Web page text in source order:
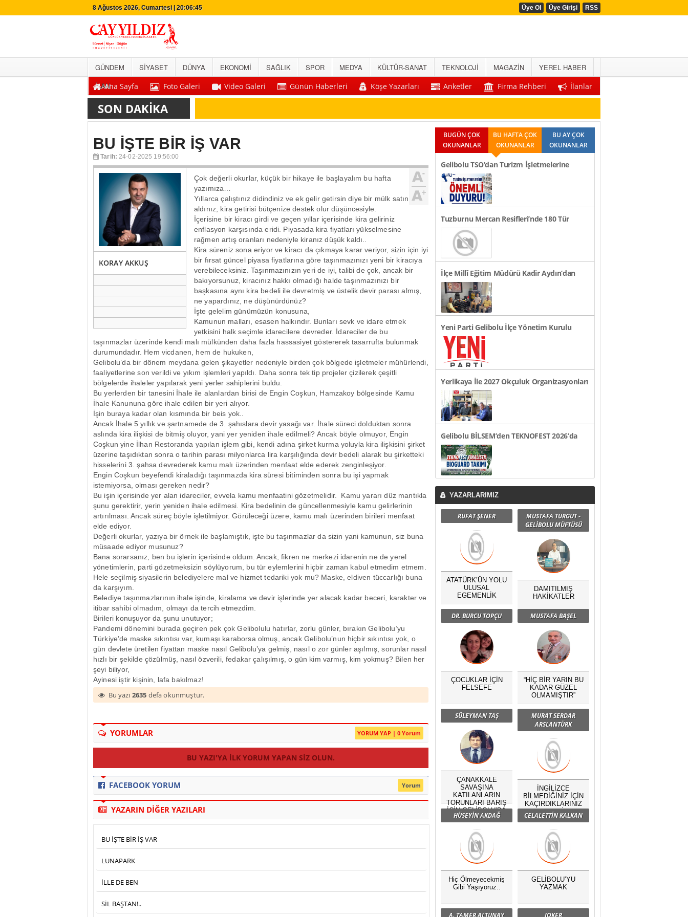
8 Ağustos 2026, Cumartesi | 20:06:46 Üye Ol Üye Girişi RSS
GÜNDEM SİYASET DÜNYA EKONOMİ SAĞLIK SPOR MEDYA KÜLTÜR-SANAT TEKNOLOJİ MAGAZİN
YEREL HABER
İLANAna Sayfa Foto Galeri Video Galeri Günün Haberleri Köşe Yazarları Anketler Firma Rehberi İlanlar
SON DAKİKA
BU İŞTE BİR İŞ VAR
Tarih: 24-02-2025 19:56:00
KORAY AKKUŞ
Çok değerli okurlar, küçük bir hikaye ile başlayalım bu hafta
yazımıza…
Yıllarca çalıştınız didindiniz ve ek gelir getirsin diye bir mülk satın
aldınız, kira getirisi bütçenize destek olur düşüncesiyle.
İçerisine bir kiracı girdi ve geçen yıllar içerisinde kira geliriniz
enflasyon karşısında eridi. Piyasada kira fiyatları yükselmesine
rağmen artış oranları nedeniyle kiranız düşük kaldı..
Kira süreniz sona eriyor ve kiracı da çıkmaya karar veriyor, sizin için iyi
bir fırsat güncel piyasa fiyatlarına göre taşınmazınızı yeni bir kiracıya
verebileceksiniz. Taşınmazınızın yeri de iyi, talibi de çok, ancak bir
bakıyorsunuz, kiracınız hakkı olmadığı halde taşınmazınızı bir
başkasına aynı kira bedeli ile devretmiş ve üstelik devir parası almış,
ne yapardınız, ne düşünürdünüz?
İşte gelelim günümüzün konusuna,
Kamunun malları, esasen halkındır. Bunları sevk ve idare etmek
yetkisini halk seçimle idarecilere devreder. İdareciler de bu
taşınmazlar üzerinde kendi malı mülkünden daha fazla hassasiyet göstererek tasarrufta bulunmak
durumundadır. Hem vicdanen, hem de hukuken,
Gelibolu’da bir dönem meydana gelen şikayetler nedeniyle birden çok bölgede işletmeler mühürlendi,
faaliyetlerine son verildi ve yıkım işlemleri yapıldı. Daha sonra tek tip projeler çizilerek çeşitli
bölgelerde ihaleler yapılarak yeni yerler sahiplerini buldu.
Bu yerlerden bir tanesini İhale ile alanlardan birisi de Engin Coşkun, Hamzakoy bölgesinde Kamu
İhale Kanununa göre ihale edilen bir yeri alıyor.
İşin buraya kadar olan kısmında bir beis yok..
Ancak İhale 5 yıllık ve şartnamede de 3. şahıslara devir yasağı var. İhale süreci dolduktan sonra
aslında kira ilişkisi de bitmiş oluyor, yani yer yeniden ihale edilmeli? Ancak böyle olmuyor, Engin
Coşkun yine İlhan Restoranda yapılan işlem gibi, kendi adına şirket kurma yoluyla kira ilişkisini şirket
üzerine taşıdıktan sonra o tarihin parası milyonlarca lira karşılığında devir bedeli alarak bu şirketteki
hisselerini 3. şahsa devrederek kamu malı üzerinden menfaat elde ederek zenginleşiyor.
Engin Coşkun beyefendi kiraladığı taşınmazda kira süresi bitiminden sonra bu işi yapmak
istemiyorsa, olması gereken nedir?
Bu işin içerisinde yer alan idareciler, evvela kamu menfaatini gözetmelidir. Kamu yararı düz mantıkla
şunu gerektirir, yerin yeniden ihale edilmesi. Kira bedelinin de güncellenmesiyle kamu gelirlerinin
artırılması. Ancak süreç böyle işletilmiyor. Görüleceği üzere, kamu malı üzerinden birileri menfaat
elde ediyor.
Değerli okurlar, yazıya bir örnek ile başlamıştık, işte bu taşınmazlar da sizin yani kamunun, siz buna
müsaade ediyor musunuz?
Bana sorarsanız, ben bu işlerin içerisinde oldum. Ancak, fikren ne merkezi idarenin ne de yerel
yönetimlerin, parti gözetmeksizin söylüyorum, bu tür eylemlerini hiçbir zaman kabul etmedim etmem.
Hele seçilmiş siyasilerin belediyelere mal ve hizmet tedariki yok mu? Maske, eldiven tüccarlığı buna
da karşıyım.
Belediye taşınmazlarının ihale işinde, kiralama ve devir işlerinde yer alacak kadar beceri, karakter ve
itibar sahibi olmadım, olmayı da tercih etmezdim.
Birileri konuşuyor da şunu unutuyor;
Pandemi dönemini burada geçiren pek çok Gelibolulu hatırlar, zorlu günler, bırakın Gelibolu’yu
Türkiye’de maske sıkıntısı var, kumaşı karaborsa olmuş, ancak Gelibolu’nun hiçbir sıkıntısı yok, o
gün devlete üretilen fiyattan maske nasıl Gelibolu’ya gelmiş, nasıl o zor günler aşılmış, sorunlar nasıl
hızlı bir şekilde çözülmüş, nasıl özverili, fedakar çalışılmış, o gün kim varmış, kim yokmuş? Bilen her
şeyi biliyor,
Ayinesi iştir kişinin, lafa bakılmaz!
Bu yazı 2635 defa okunmuştur.
YORUMLAR YORUM YAP | 0 Yorum
BU YAZI'YA ILK YORUM YAPAN SIZ OLUN.
FACEBOOK YORUM Yorum
YAZARIN DİĞER YAZILARI
BU İŞTE BİR İŞ VAR
LUNAPARK
İLLE DE BEN
SİL BAŞTAN!..
BUGÜN ÇOK
OKUNANLAR
BU HAFTA ÇOK
OKUNANLAR
BU AY ÇOK
OKUNANLAR
Gelibolu TSO’dan Turizm İşletmelerine
Önemli Duyuru!
Tuzburnu Mercan Resifleri’nde 180 Tür
Tespit Edildi
İlçe Millî Eğitim Müdürü Kadir Aydın’dan
Okul Ziyaretleri..
Yeni Parti Gelibolu İlçe Yönetim Kurulu
Açıklandı
Yerlikaya İle 2027 Okçuluk Organizasyonları
Görüşüldü..
Gelibolu BİLSEM’den TEKNOFEST 2026’da
Türkiye Finali Başarıs..
YAZARLARIMIZ
RUFAT ŞENER
ATATÜRK’ÜN YOLU
ULUSAL
EGEMENLİK
MUSTAFA TURGUT -
GELİBOLU MÜFTÜSÜ
DAMITILMIŞ
HAKİKATLER
DR. BURCU TOPÇU
ÇOCUKLAR İÇİN
FELSEFE
MUSTAFA BAŞEL
“HİÇ BİR YARIN BU
KADAR GÜZEL
OLMAMIŞTIR”
SÜLEYMAN TAŞ
ÇANAKKALE
SAVAŞINA
KATILANLARIN
TORUNLARI BARIŞ
İÇİN GELİBOLU’DA
BULUŞTU
MURAT SERDAR
ARSLANTÜRK
İNGİLİZCE
BİLMEDİĞİNİZ İÇİN
KAÇIRDIKLARINIZ
NELERDİR?
HÜSEYİN AKDAĞ
Hiç Ölmeyecekmiş
Gibi Yaşıyoruz..
CELALETTİN KALKAN
GELİBOLU’YU
YAZMAK
A. TAMER ALTUNAY JOKER